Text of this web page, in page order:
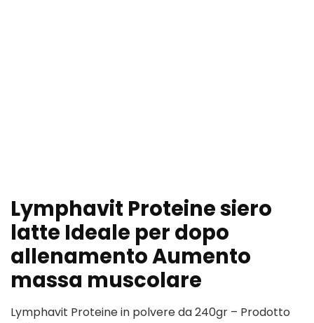
Lymphavit Proteine siero
latte Ideale per dopo
allenamento Aumento
massa muscolare
Lymphavit Proteine in polvere da 240gr – Prodotto